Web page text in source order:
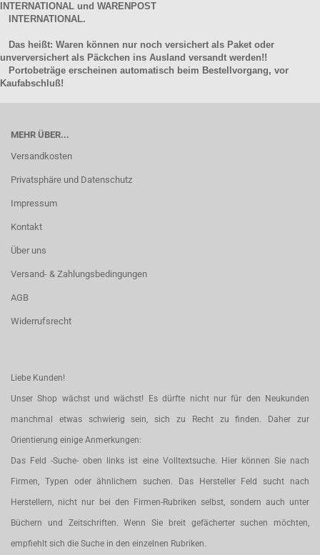
INTERNATIONAL und WARENPOST
INTERNATIONAL.
Das heißt: Waren können nur noch versichert als Paket oder
unverversichert als Päckchen ins Ausland versandt werden!!
Portobeträge erscheinen automatisch beim Bestellvorgang, vor
Kaufabschluß!
MEHR ÜBER...
Versandkosten
Privatsphäre und Datenschutz
Impressum
Kontakt
Über uns
Versand- & Zahlungsbedingungen
AGB
Widerrufsrecht
Liebe Kunden!
Unser Shop wächst und wächst! Es dürfte nicht nur für den Neukunden
manchmal etwas schwierig sein, sich zu Recht zu finden. Daher zur
Orientierung einige Anmerkungen:
Das Feld -Suche- oben links ist eine Volltextsuche. Hier können Sie nach
Firmen, Typen oder ähnlichem suchen. Das Hersteller Feld sucht nach
Herstellern, nicht nur bei den Firmen-Rubriken selbst, sondern auch unter
Büchern und Zeitschriften. Wenn Sie breit gefächerter suchen möchten,
empfiehlt sich die Suche in den einzelnen Rubriken.